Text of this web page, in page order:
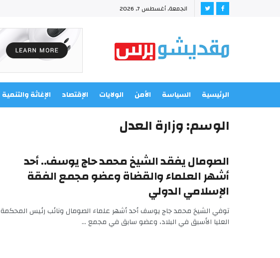
الجمعة, أغسطس 7, 2026
الرئيسية السياسة الأمن الولايات الإقتصاد الإغاثة والتنمية
الوسم:وزارة العدل
الصومال يفقد الشيخ محمد حاج يوسف.. أحد
أشهر العلماء والقضاة وعضو مجمع الفقة
الإسلامي الدولي
توفي الشيخ محمد جاج يوسف أحد أشهر علماء الصومال ونائب رئيس المحكمة
العليا الأسبق في البلاد، وعضو سابق في مجمع ...